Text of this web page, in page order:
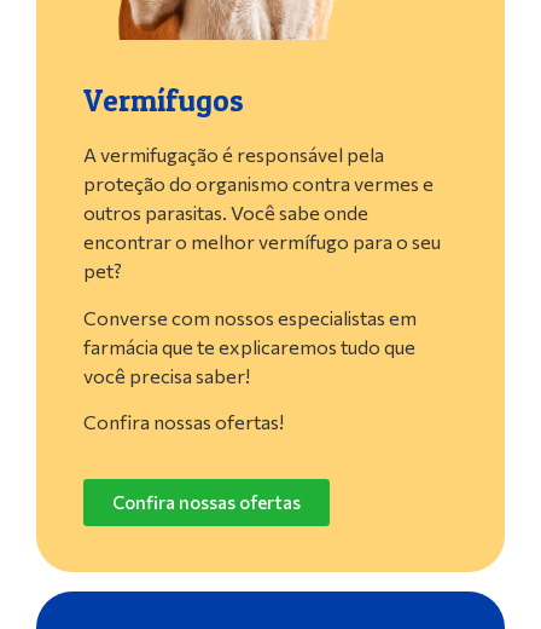
Vermífugos
A vermifugação é responsável pela
proteção do organismo contra vermes e
outros parasitas. Você sabe onde
encontrar o melhor vermífugo para o seu
pet?
Converse com nossos especialistas em
farmácia que te explicaremos tudo que
você precisa saber!
Confira nossas ofertas!
Confira nossas ofertas